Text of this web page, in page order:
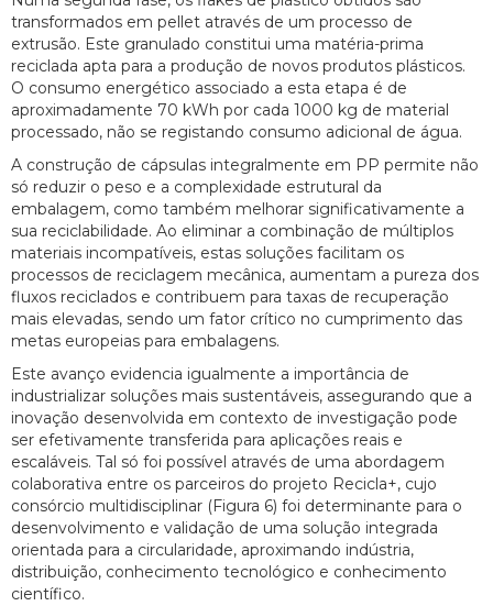
transformados em pellet através de um processo de
extrusão. Este granulado constitui uma matéria-prima
reciclada apta para a produção de novos produtos plásticos.
O consumo energético associado a esta etapa é de
aproximadamente 70 kWh por cada 1000 kg de material
processado, não se registando consumo adicional de água.
A construção de cápsulas integralmente em PP permite não
só reduzir o peso e a complexidade estrutural da
embalagem, como também melhorar significativamente a
sua reciclabilidade. Ao eliminar a combinação de múltiplos
materiais incompatíveis, estas soluções facilitam os
processos de reciclagem mecânica, aumentam a pureza dos
fluxos reciclados e contribuem para taxas de recuperação
mais elevadas, sendo um fator crítico no cumprimento das
metas europeias para embalagens.
Este avanço evidencia igualmente a importância de
industrializar soluções mais sustentáveis, assegurando que a
inovação desenvolvida em contexto de investigação pode
ser efetivamente transferida para aplicações reais e
escaláveis. Tal só foi possível através de uma abordagem
colaborativa entre os parceiros do projeto Recicla+, cujo
consórcio multidisciplinar (Figura 6) foi determinante para o
desenvolvimento e validação de uma solução integrada
orientada para a circularidade, aproximando indústria,
distribuição, conhecimento tecnológico e conhecimento
científico.